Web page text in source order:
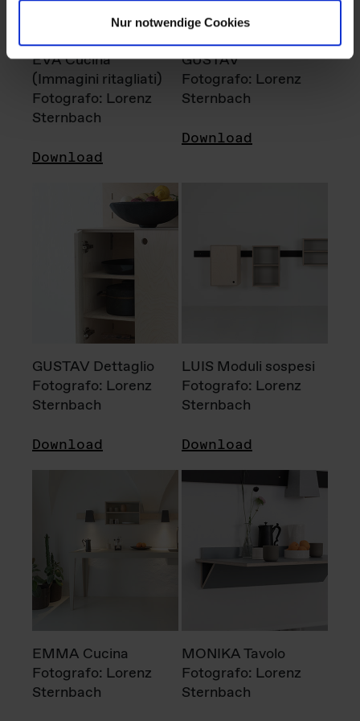
Nur notwendige Cookies
EVA Cucina
(Immagini ritagliati)
Fotografo: Lorenz
Sternbach
Download
GUSTAV
Fotografo: Lorenz
Sternbach
Download
GUSTAV Dettaglio
Fotografo: Lorenz
Sternbach
Download
LUIS Moduli sospesi
Fotografo: Lorenz
Sternbach
Download
EMMA Cucina
Fotografo: Lorenz
Sternbach
MONIKA Tavolo
Fotografo: Lorenz
Sternbach